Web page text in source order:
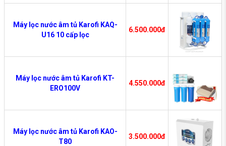
Máy lọc nước âm tủ Karofi KAQ-
U16 10 cấp lọc
6.500.000đ
Máy lọc nước âm tủ Karofi KT-
ERO100V
4.550.000đ
Máy lọc nước âm tủ Karofi KAO-
T80
3.500.000đ